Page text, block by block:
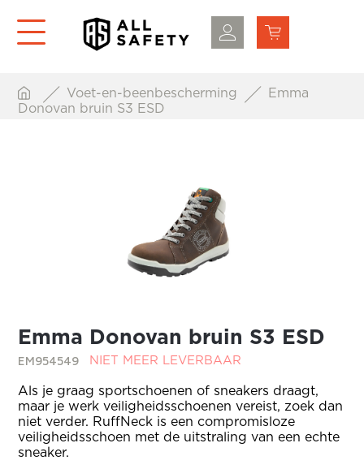
Voet-en-beenbescherming
Emma
Donovan bruin S3 ESD
Emma Donovan bruin S3 ESD
EM954549 NIET MEER LEVERBAAR
Als je graag sportschoenen of sneakers draagt,
maar je werk veiligheidsschoenen vereist, zoek dan
niet verder. RuffNeck is een compromisloze
veiligheidsschoen met de uitstraling van een echte
sneaker.